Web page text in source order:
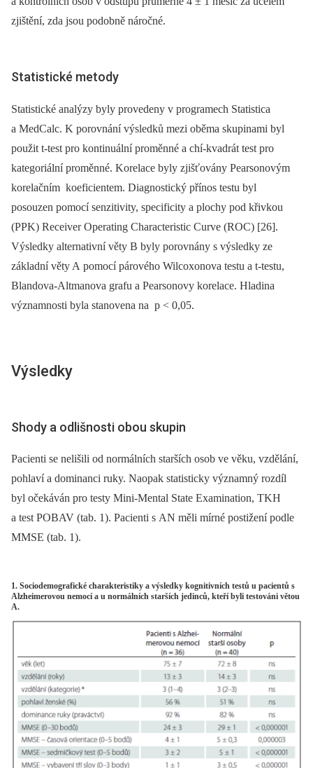
zjištění, zda jsou podobně náročné.
Statistické metody
Statistické analýzy byly provedeny v programech Statistica
a MedCalc. K porovnání výsledků mezi oběma skupinami byl
použit t-test pro kontinuální proměnné a chí-kvadrát test pro
kategoriální proměnné. Korelace byly zjišťovány Pearsonovým
korelačním koeficientem. Diagnostický přínos testu byl
posouzen pomocí senzitivity, specificity a plochy pod křivkou
(PPK) Receiver Operating Characteristic Curve (ROC) [26].
Výsledky alternativní věty B byly porovnány s výsledky ze
základní věty A pomocí párového Wilcoxonova testu a t-testu,
Blandova-Altmanova grafu a Pearsonovy korelace. Hladina
významnosti byla stanovena na p < 0,05.
Výsledky
Shody a odlišnosti obou skupin
Pacienti se nelišili od normálních starších osob ve věku, vzdělání,
pohlaví a dominanci ruky. Naopak statisticky významný rozdíl
byl očekáván pro testy Mini-Mental State Examination, TKH
a test POBAV (tab. 1). Pacienti s AN měli mírné postižení podle
MMSE (tab. 1).
1. Sociodemografické charakteristiky a výsledky kognitivních testů u pacientů s
Alzheimerovou nemocí a u normálních starších jedinců, kteří byli testováni větou
A.